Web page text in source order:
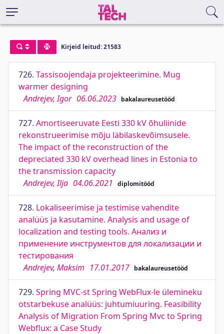
Kirjeid leitud: 21583
726. Tassisoojendaja projekteerimine. Mug
warmer designing
Andrejev, Igor 06.06.2023 bakalaureusetööd
727. Amortiseeruvate Eesti 330 kV õhuliinide
rekonstrueerimise mõju läbilaskevõimsusele.
The impact of the reconstruction of the
depreciated 330 kV overhead lines in Estonia to
the transmission capacity
Andrejev, Ilja 04.06.2021 diplomitööd
728. Lokaliseerimise ja testimise vahendite
analüüs ja kasutamine. Analysis and usage of
localization and testing tools. Анализ и
применение инструментов для локализации и
тестирования
Andrejev, Maksim 17.01.2017 bakalaureusetööd
729. Spring MVC-st Spring WebFlux-le ülemineku
otstarbekuse analüüs: juhtumiuuring. Feasibility
Analysis of Migration From Spring Mvc to Spring
Webflux: a Case Study